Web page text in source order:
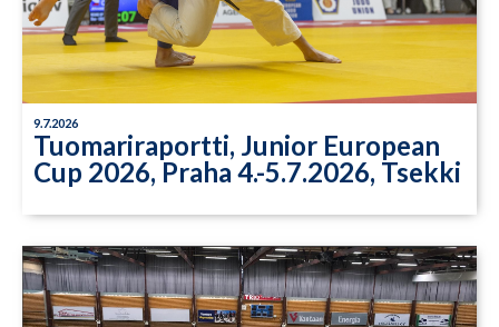
9.7.2026
Tuomariraportti, Junior European
Cup 2026, Praha 4.-5.7.2026, Tsekki